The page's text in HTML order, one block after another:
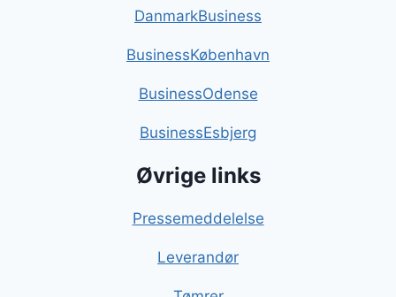
DanmarkBusiness
BusinessKøbenhavn
BusinessOdense
BusinessEsbjerg
Øvrige links
Pressemeddelelse
Leverandør